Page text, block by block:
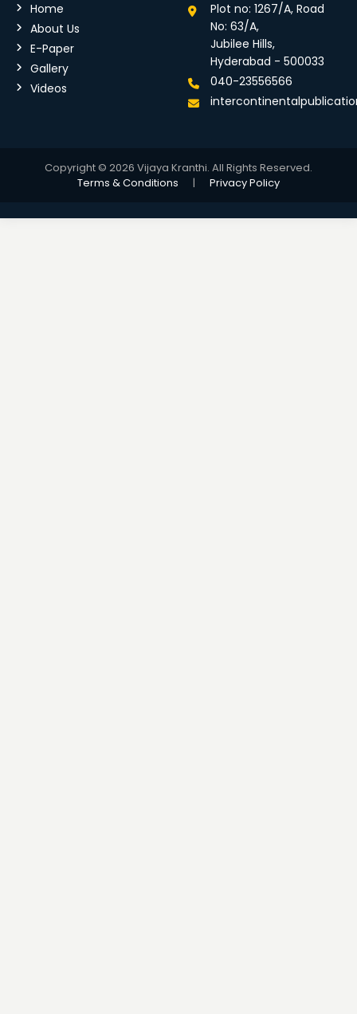
Home
About Us
E-Paper
Gallery
Videos
Plot no: 1267/A, Road
No: 63/A,
Jubilee Hills,
Hyderabad - 500033
040-23556566
Copyright © 2026 Vijaya Kranthi. All Rights Reserved.
Terms & Conditions
| Privacy Policy